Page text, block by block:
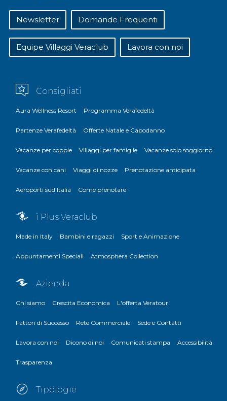
Newsletter Domande Frequenti
Equipe Villaggi Veraclub Lavora con noi
Consigliati
Aura Wellness Resort Programma Verafedeltà
Partenze Verafedeltà Offerte Natale e Capodanno
Vacanze per coppie Villaggi per famiglie Vacanze solo soggiorno
Vacanze con cani Viaggi di nozze Prenotazione anticipata
Aeroporti sud Italia Come prenotare
i Plus Veraclub
Made in Italy Bambini e ragazzi Sport e Animazione
Appuntamenti Speciali Atmosphera Collection
Azienda
Chi siamo Crescita Economica L'offerta Veratour
Fattori di Successo Rete Commerciale Sede e Contatti
Lavora con noi Dicono di noi Comunicati stampa Accessibilità
Trasparenza
Tipologie